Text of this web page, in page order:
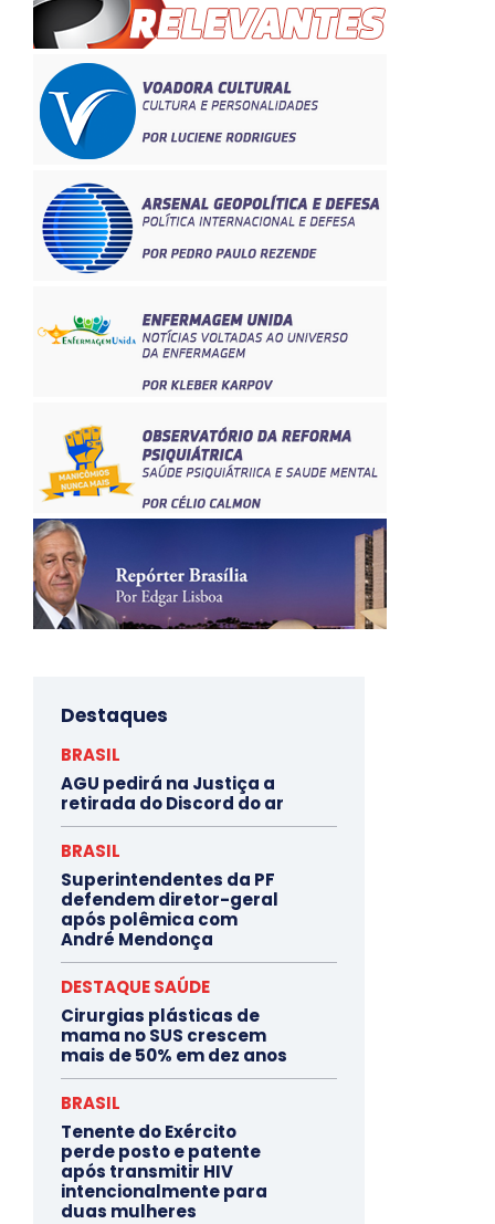
Destaques
BRASIL
AGU pedirá na Justiça a
retirada do Discord do ar
BRASIL
Superintendentes da PF
defendem diretor-geral
após polêmica com
André Mendonça
DESTAQUE SAÚDE
Cirurgias plásticas de
mama no SUS crescem
mais de 50% em dez anos
BRASIL
Tenente do Exército
perde posto e patente
após transmitir HIV
intencionalmente para
duas mulheres